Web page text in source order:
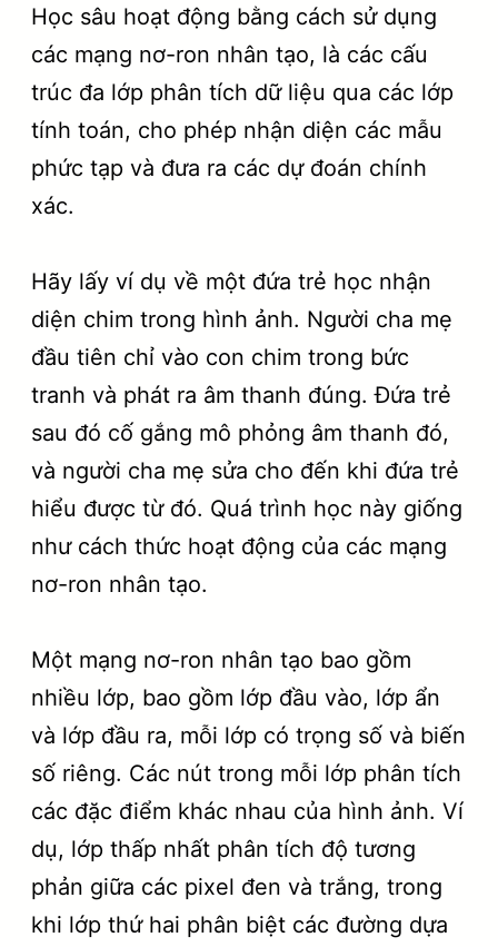
Học sâu hoạt động bằng cách sử dụng
các mạng nơ-ron nhân tạo, là các cấu
trúc đa lớp phân tích dữ liệu qua các lớp
tính toán, cho phép nhận diện các mẫu
phức tạp và đưa ra các dự đoán chính
xác.
Hãy lấy ví dụ về một đứa trẻ học nhận
diện chim trong hình ảnh. Người cha mẹ
đầu tiên chỉ vào con chim trong bức
tranh và phát ra âm thanh đúng. Đứa trẻ
sau đó cố gắng mô phỏng âm thanh đó,
và người cha mẹ sửa cho đến khi đứa trẻ
hiểu được từ đó. Quá trình học này giống
như cách thức hoạt động của các mạng
nơ-ron nhân tạo.
Một mạng nơ-ron nhân tạo bao gồm
nhiều lớp, bao gồm lớp đầu vào, lớp ẩn
và lớp đầu ra, mỗi lớp có trọng số và biến
số riêng. Các nút trong mỗi lớp phân tích
các đặc điểm khác nhau của hình ảnh. Ví
dụ, lớp thấp nhất phân tích độ tương
phản giữa các pixel đen và trắng, trong
khi lớp thứ hai phân biệt các đường dựa